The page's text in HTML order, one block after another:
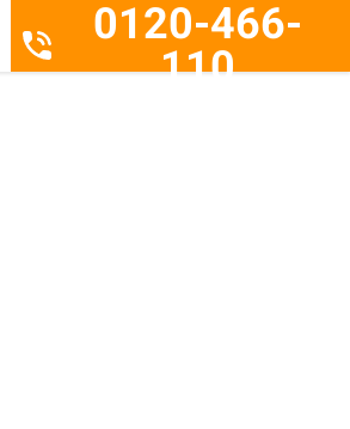
0120-466-
110